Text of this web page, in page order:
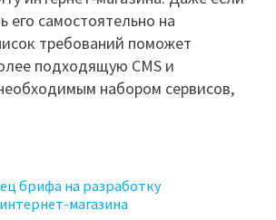
его самостоятельно на
требований поможет
подходящую CMS и
набором сервисов,
брифа на разработку
магазина